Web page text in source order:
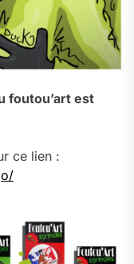
foutou’art est
ce lien :